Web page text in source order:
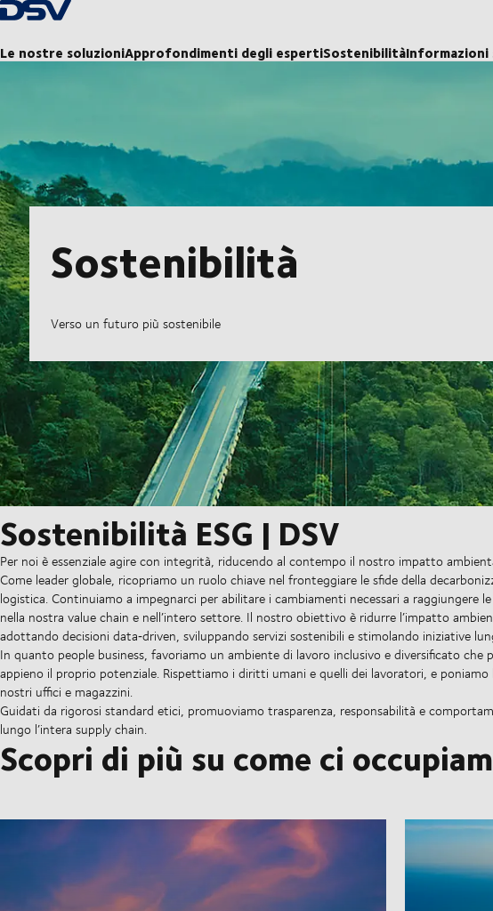
Torna alla pagina iniziale
Le nostre soluzioniApprofondimenti degli espertiSostenibilitàInformazioni
Sostenibilità
Verso un futuro più sostenibile
Sostenibilità ESG | DSV
Per noi è essenziale agire con integrità, riducendo al contempo il nostro impatto
Come leader globale, ricopriamo un ruolo chiave nel fronteggiare le sfide della
logistica. Continuiamo a impegnarci per abilitare i cambiamenti necessari a raggiungere
nella nostra value chain e nell’intero settore. Il nostro obiettivo è ridurre l’impatto
adottando decisioni data‑driven, sviluppando servizi sostenibili e stimolando iniziative
In quanto people business, favoriamo un ambiente di lavoro inclusivo e diversificato
appieno il proprio potenziale. Rispettiamo i diritti umani e quelli dei lavoratori, e
nostri uffici e magazzini.
Guidati da rigorosi standard etici, promuoviamo trasparenza, responsabilità e
lungo l’intera supply chain.
Scopri di più su come ci